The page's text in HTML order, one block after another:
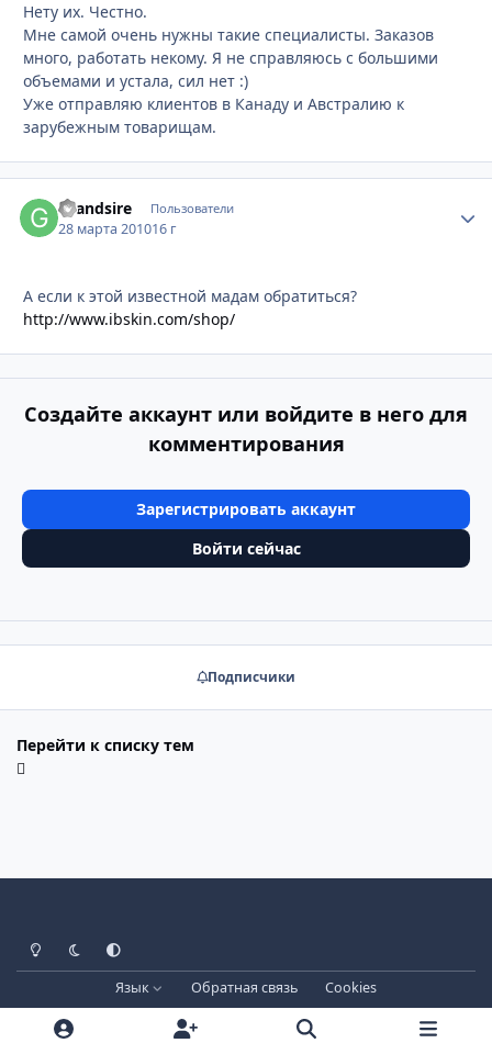
Нету их. Честно.
Мне самой очень нужны такие специалисты. Заказов
много, работать некому. Я не справляюсь с большими
объемами и устала, сил нет :)
Уже отправляю клиентов в Канаду и Австралию к
зарубежным товарищам.
Grandsire Пользователи
28 марта 201016 г
А если к этой известной мадам обратиться?
http://www.ibskin.com/shop/
Создайте аккаунт или войдите в него для
комментирования
Зарегистрировать аккаунт
Войти сейчас
Подписчики
Перейти к списку тем
Светлый режим
Тёмный режим
Системные настройки
Язык Обратная связь
Cookies
Лицензия зарегистрирована на IPBSkins.ru
Powered by
Invision Community